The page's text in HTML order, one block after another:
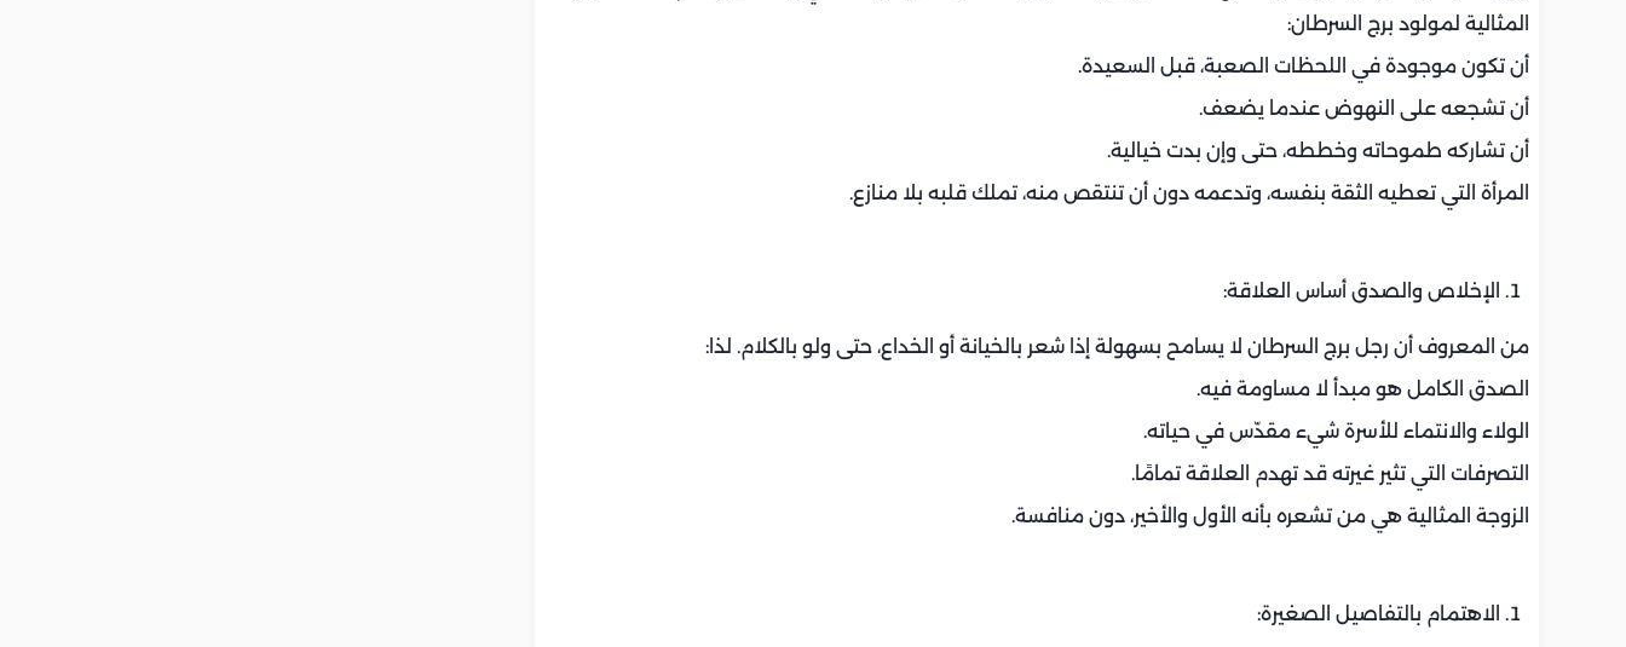
المثالية لمولود برج السرطان:
أن تكون موجودة في اللحظات الصعبة، قبل السعيدة.
أن تشجعه على النهوض عندما يضعف.
أن تشاركه طموحاته وخططه، حتى وإن بدت خيالية.
المرأة التي تعطيه الثقة بنفسه، وتدعمه دون أن تنتقص منه، تملك قلبه بلا منازع.
الإخلاص والصدق أساس العلاقة:
من المعروف أن رجل برج السرطان لا يسامح بسهولة إذا شعر بالخيانة أو الخداع، حتى ولو بالكلام. لذا:
الصدق الكامل هو مبدأ لا مساومة فيه.
الولاء والانتماء للأسرة شيء مقدّس في حياته.
التصرفات التي تثير غيرته قد تهدم العلاقة تمامًا.
الزوجة المثالية هي من تشعره بأنه الأول والأخير، دون منافسة.
الاهتمام بالتفاصيل الصغيرة: